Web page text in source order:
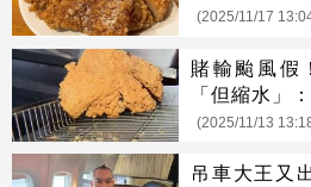
(2025/11/17
賭輸颱風假
「但縮水」
(2025/11/13
吊車大王又